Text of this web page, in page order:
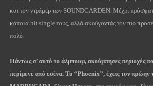
και τον ντράμερ των SOUNDGARDEN. Μέχρι
κάποια hit single τους, αλλά ακούγοντάς τον πιο
πολύ.
Πάντως σ’ αυτό το άλμπουμ, ακούμπησες περιοχές
περίμενε από εσένα. Το “Phoenix”, έχεις τον πρώην